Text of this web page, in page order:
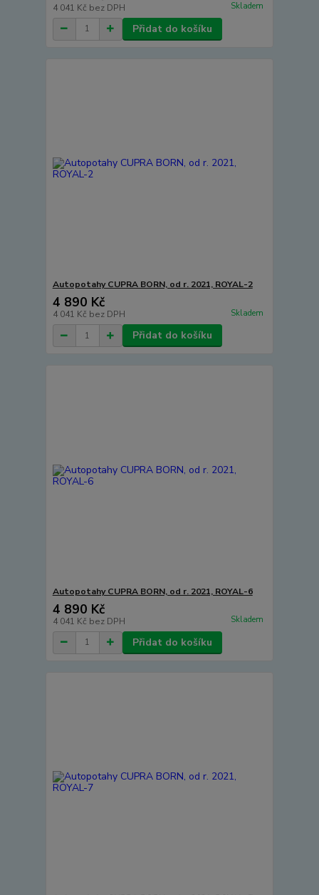
4 041 Kč bez DPH Skladem
Přidat do košíku
Autopotahy CUPRA BORN, od r. 2021, ROYAL-2
4 890 Kč
4 041 Kč bez DPH Skladem
Přidat do košíku
Autopotahy CUPRA BORN, od r. 2021, ROYAL-6
4 890 Kč
4 041 Kč bez DPH Skladem
Přidat do košíku